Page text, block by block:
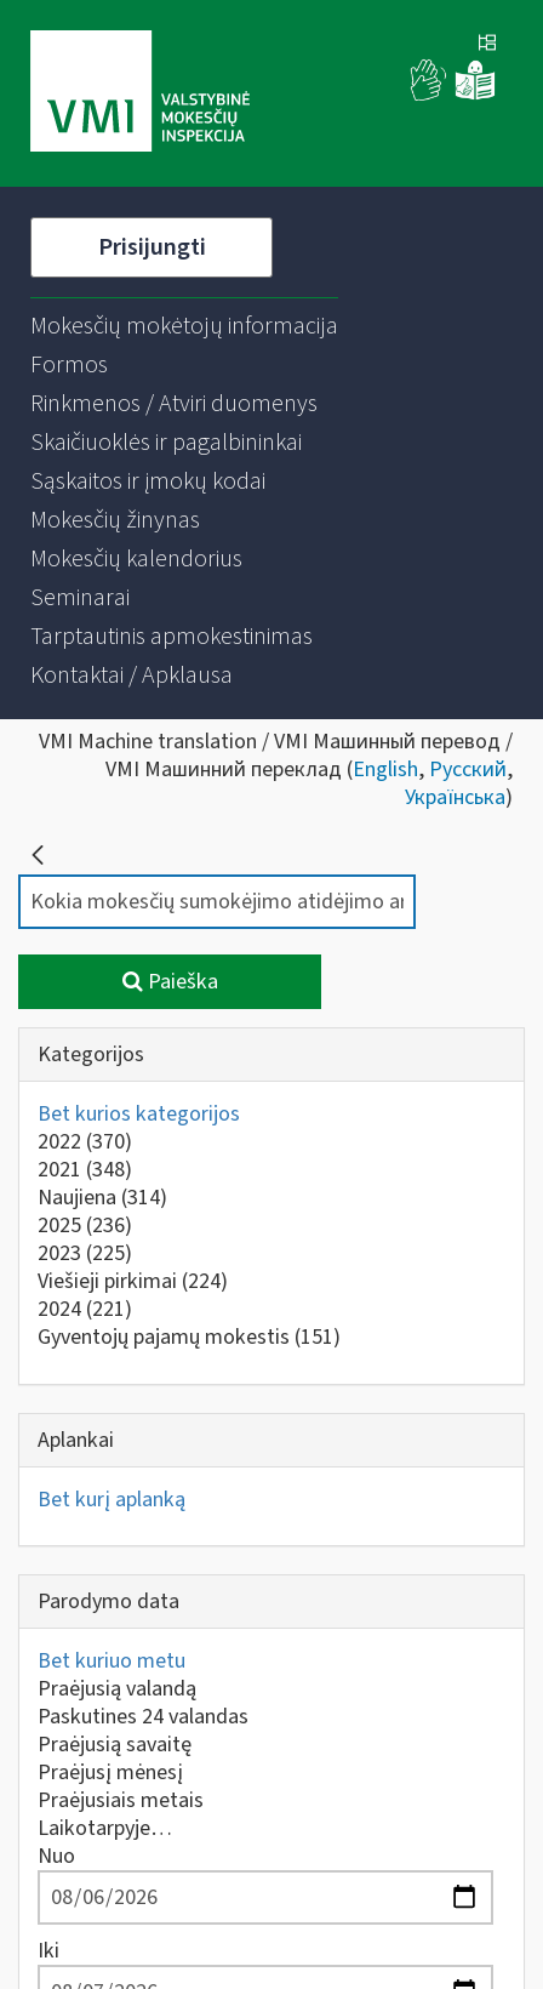
Prisijungti
Mokesčių mokėtojų informacija
Formos
Rinkmenos / Atviri duomenys
Skaičiuoklės ir pagalbininkai
Sąskaitos ir įmokų kodai
Mokesčių žinynas
Mokesčių kalendorius
Seminarai
Tarptautinis apmokestinimas
Kontaktai / Apklausa
VMI Machine translation / VMI Машинный перевод /
VMI Машинний переклад (English, Русский,
Українська)
Paieška
Kategorijos
Bet kurios kategorijos
2022 (370)
2021 (348)
Naujiena (314)
2025 (236)
2023 (225)
Viešieji pirkimai (224)
2024 (221)
Gyventojų pajamų mokestis (151)
Aplankai
Bet kurį aplanką
Parodymo data
Bet kuriuo metu
Praėjusią valandą
Paskutines 24 valandas
Praėjusią savaitę
Praėjusį mėnesį
Praėjusiais metais
Laikotarpyje…
Nuo
Iki